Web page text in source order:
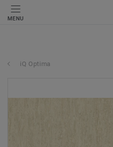
MENU
iQ Optima